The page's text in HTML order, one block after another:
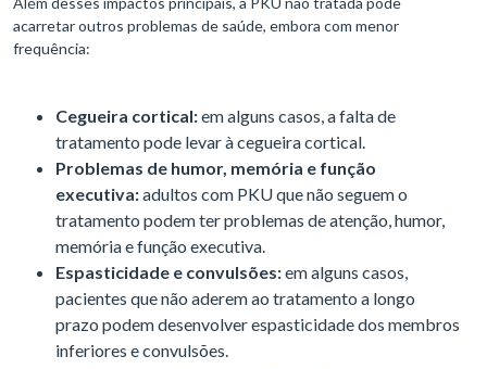
acarretar outros problemas de saúde, embora com menor
frequência:
Cegueira cortical:em alguns casos, a falta de
tratamento pode levar à cegueira cortical.
Problemas de humor, memória e função
executiva:adultos com PKU que não seguem o
tratamento podem ter problemas de atenção, humor,
memória e função executiva.
Espasticidade e convulsões:em alguns casos,
pacientes que não aderem ao tratamento a longo
prazo podem desenvolver espasticidade dos membros
inferiores e convulsões.